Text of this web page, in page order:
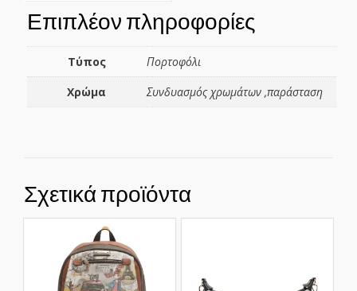
Επιπλέον πληροφορίες
Τύπος
Πορτοφόλι
Χρώμα
Συνδυασμός χρωμάτων ,παράσταση
Σχετικά προϊόντα